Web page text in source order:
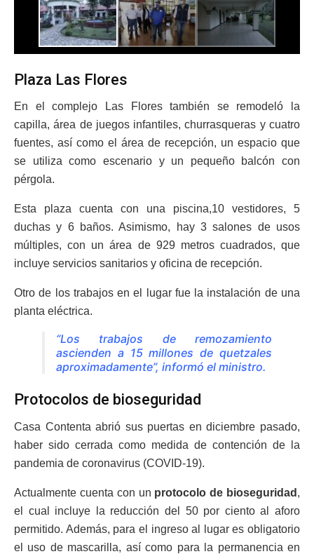
Plaza Las Flores
En el complejo Las Flores también se remodeló la
capilla, área de juegos infantiles, churrasqueras y cuatro
fuentes, así como el área de recepción, un espacio que
se utiliza como escenario y un pequeño balcón con
pérgola.
Esta plaza cuenta con una piscina,10 vestidores, 5
duchas y 6 baños. Asimismo, hay 3 salones de usos
múltiples, con un área de 929 metros cuadrados, que
incluye servicios sanitarios y oficina de recepción.
Otro de los trabajos en el lugar fue la instalación de una
planta eléctrica.
“Los trabajos de remozamiento
ascienden a 15 millones de quetzales
aproximadamente”, informó el ministro.
Protocolos de bioseguridad
Casa Contenta abrió sus puertas en diciembre pasado,
haber sido cerrada como medida de contención de la
pandemia de coronavirus (COVID-19).
Actualmente cuenta con un protocolo de bioseguridad ,
el cual incluye la reducción del 50 por ciento al aforo
permitido. Además, para el ingreso al lugar es obligatorio
el uso de mascarilla, así como para la permanencia en